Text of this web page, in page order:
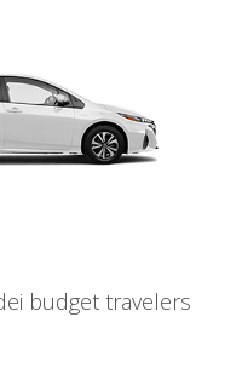
budget travelers